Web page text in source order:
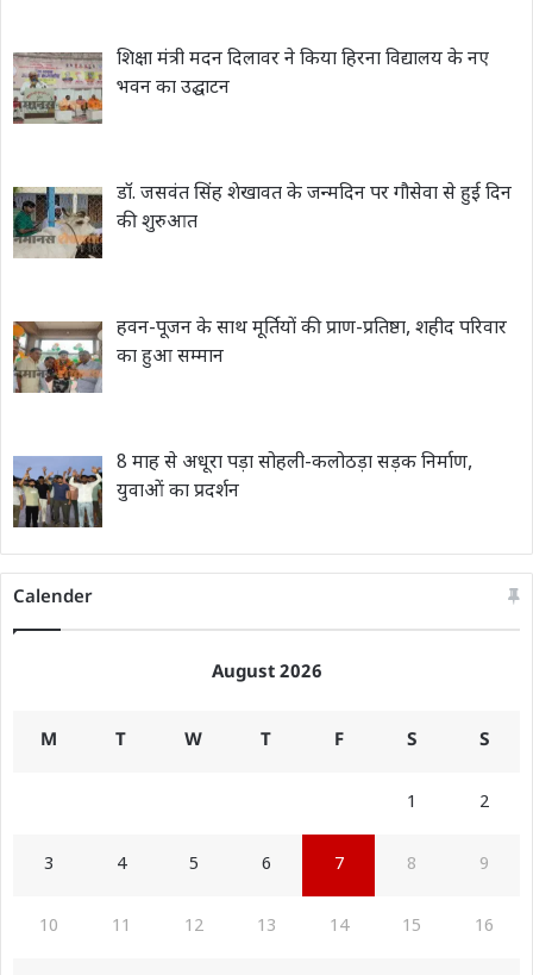
शिक्षा मंत्री मदन दिलावर ने किया हिरना विद्यालय के नए
भवन का उद्घाटन
डॉ. जसवंत सिंह शेखावत के जन्मदिन पर गौसेवा से हुई दिन
की शुरुआत
हवन-पूजन के साथ मूर्तियों की प्राण-प्रतिष्ठा, शहीद परिवार
का हुआ सम्मान
8 माह से अधूरा पड़ा सोहली-कलोठड़ा सड़क निर्माण,
युवाओं का प्रदर्शन
Calender
August 2026
M T W T F S S
1 2
3 4 5 6 7 8 9
10 11 12 13 14 15 16